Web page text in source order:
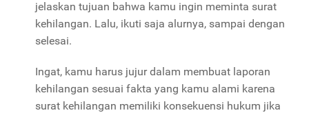
jelaskan tujuan bahwa kamu ingin meminta surat
kehilangan. Lalu, ikuti saja alurnya, sampai dengan
selesai.
Ingat, kamu harus jujur dalam membuat laporan
kehilangan sesuai fakta yang kamu alami karena
surat kehilangan memiliki konsekuensi hukum jika